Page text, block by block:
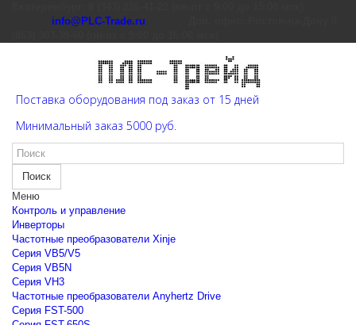
info@PLC-Trade.ru
Поставка оборудования под заказ от 15 дней
Минимальный заказ 5000 руб.
Поиск
Меню
Контроль и управление
Инверторы
Частотные преобразователи Xinje
Cерия VB5/V5
Cерия VB5N
Cерия VH3
Частотные преобразователи Anyhertz Drive
Серия FST-500